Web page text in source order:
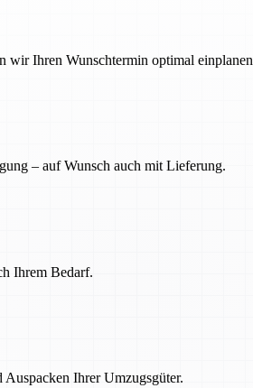
wir Ihren Wunschtermin optimal
– auf Wunsch auch mit Lieferung.
Ihrem Bedarf.
Auspacken Ihrer Umzugsgüter.